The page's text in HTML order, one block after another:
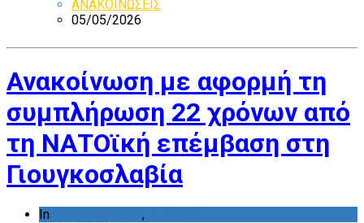
ΑΝΑΚΟΙΝΩΣΕΙΣ
05/05/2026
Ανακοίνωση με αφορμή τη
συμπλήρωση 22 χρόνων από
τη ΝΑΤΟϊκή επέμβαση στη
Γιουγκοσλαβία
In ,